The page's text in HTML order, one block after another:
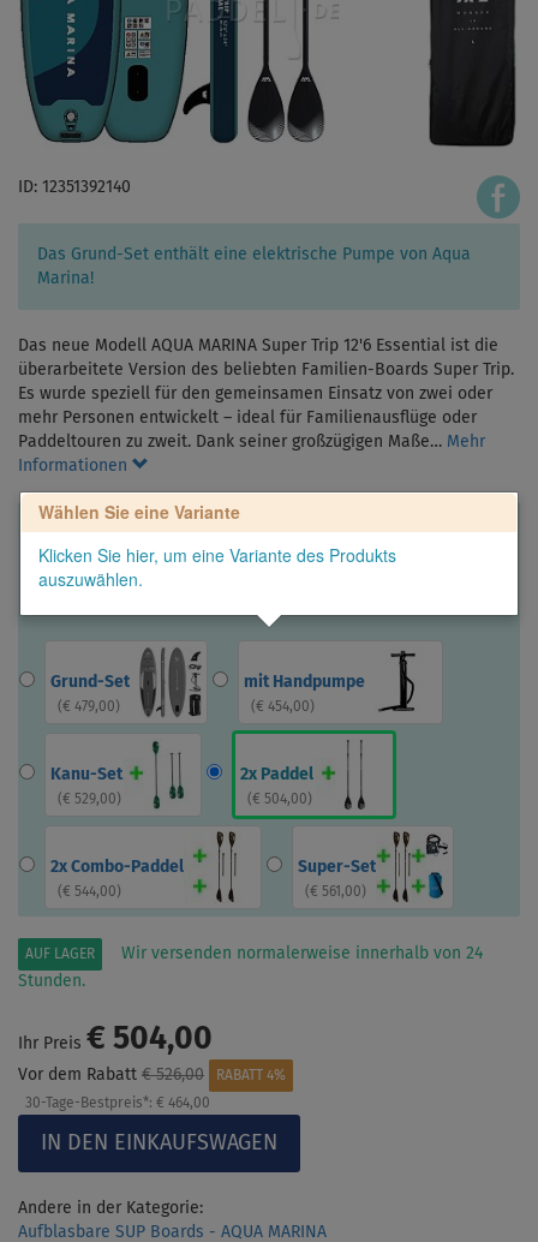
ID: 12351392140
Das Grund-Set enthält eine elektrische Pumpe von Aqua
Marina!
Das neue Modell AQUA MARINA Super Trip 12'6 Essential ist die
überarbeitete Version des beliebten Familien-Boards Super Trip.
Es wurde speziell für den gemeinsamen Einsatz von zwei oder
mehr Personen entwickelt – ideal für Familienausflüge oder
Paddeltouren zu zweit. Dank seiner großzügigen Maße… Mehr
Informationen
Wählen Sie eine Variante
Klicken Sie hier, um eine Variante des Produkts
auszuwählen.
Grund-Set
( € 479,00)
mit Handpumpe
( € 454,00)
Kanu-Set
( € 529,00)
2x Paddel
(€ 504,00)
2x Combo-Paddel
( € 544,00)
Super-Set
( € 561,00)
AUF LAGER
Wir versenden normalerweise innerhalb von 24
Stunden.
Ihr Preis € 504,00
Vor dem Rabatt € 526,00
RABATT 4%
30-Tage-Bestpreis*: € 464,00
Andere in der Kategorie:
Aufblasbare SUP Boards - AQUA MARINA